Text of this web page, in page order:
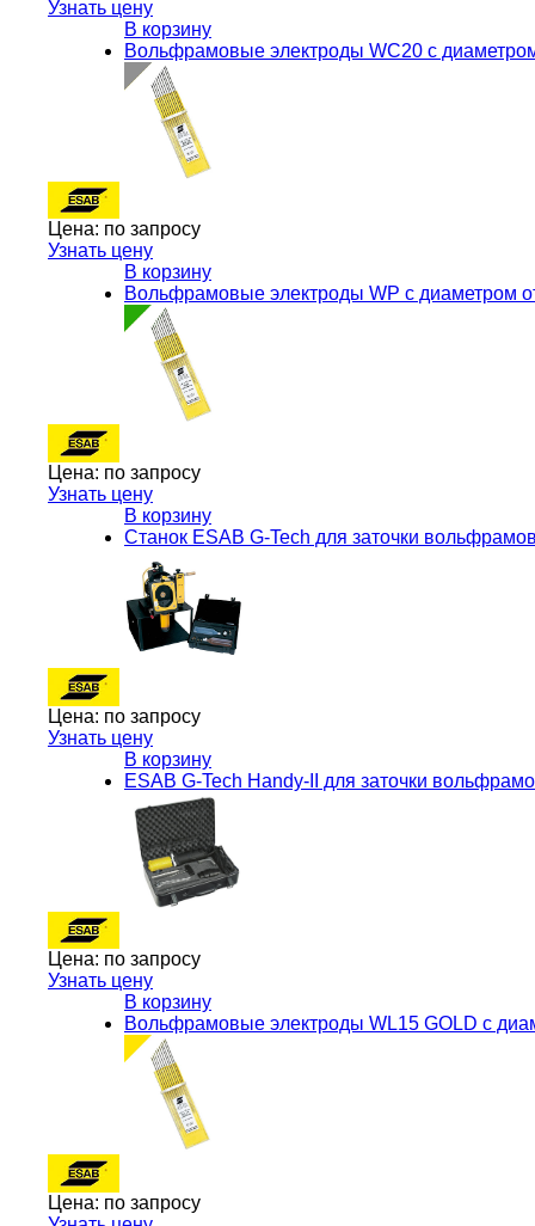
Узнать цену
В корзину
Вольфрамовые электроды WC20 с
Цена: по запросу
Узнать цену
В корзину
Вольфрамовые электроды WP с диаметром
Цена: по запросу
Узнать цену
В корзину
Станок ESAB G-Tech для заточки
Цена: по запросу
Узнать цену
В корзину
ESAB G-Tech Handy-II для заточки
Цена: по запросу
Узнать цену
В корзину
Вольфрамовые электроды WL15 GOLD с
Цена: по запросу